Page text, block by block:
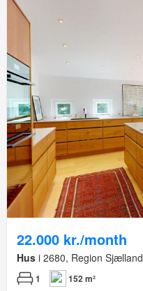
22.000 kr./month
Hus i 2680, Region Sjælland
1 152 m²